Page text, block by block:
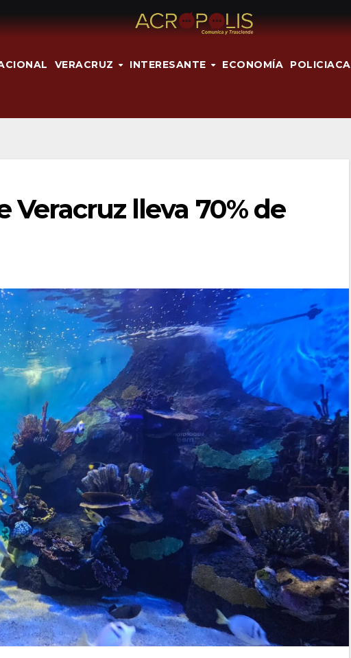
VERACRUZ INTERESANTE ECONOMÍA POLICIACA
Veracruz lleva 70% de